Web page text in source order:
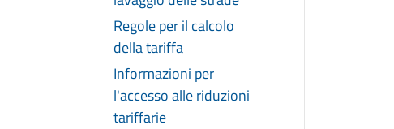
Regole per il calcolo
della tariffa
Informazioni per
l'accesso alle riduzioni
tariffarie